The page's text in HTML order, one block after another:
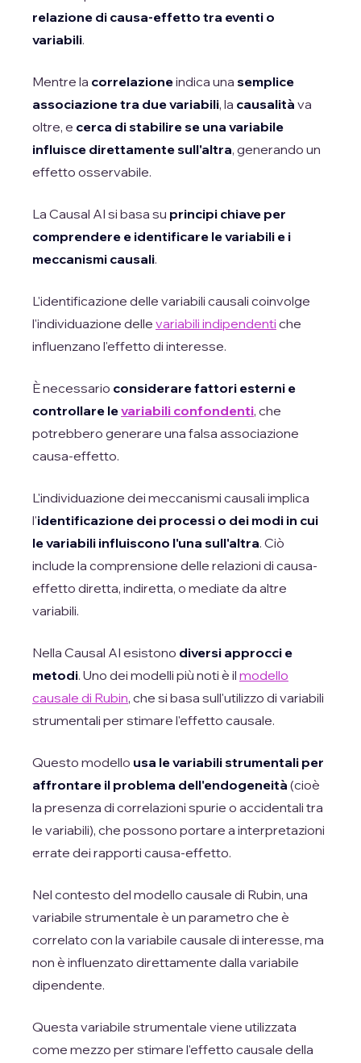
relazione di causa-effetto tra eventi o
variabili.
Mentre la correlazioneindica una semplice
associazione tra due variabili, la causalità va
oltre, e cerca di stabilire se una variabile
influisce direttamente sull'altra, generando un
effetto osservabile.
La Causal AI si basa su principi chiave per
comprendere e identificare le variabili e i
meccanismi causali.
L'identificazione delle variabili causali coinvolge
l'individuazione delle variabili indipendenti che
influenzano l'effetto di interesse.
È necessario considerare fattori esterni e
controllare levariabili confondenti, che
potrebbero generare una falsa associazione
causa-effetto.
L'individuazione dei meccanismi causali implica
l'identificazione dei processi o dei modi in cui
le variabili influiscono l'una sull'altra. Ciò
include la comprensione delle relazioni di causa-
effetto diretta, indiretta, o mediate da altre
variabili.
Nella Causal AI esistono diversi approcci e
metodi. Uno dei modelli più noti è il modello
causale di Rubin, che si basa sull'utilizzo di variabili
strumentali per stimare l'effetto causale.
Questo modello usa le variabili strumentali per
affrontare il problema dell'endogeneità (cioè
la presenza di correlazioni spurie o accidentali tra
le variabili), che possono portare a interpretazioni
errate dei rapporti causa-effetto.
Nel contesto del modello causale di Rubin, una
variabile strumentale è un parametro che è
correlato con la variabile causale di interesse, ma
non è influenzato direttamente dalla variabile
dipendente.
Questa variabile strumentale viene utilizzata
come mezzo per stimare l'effetto causale della